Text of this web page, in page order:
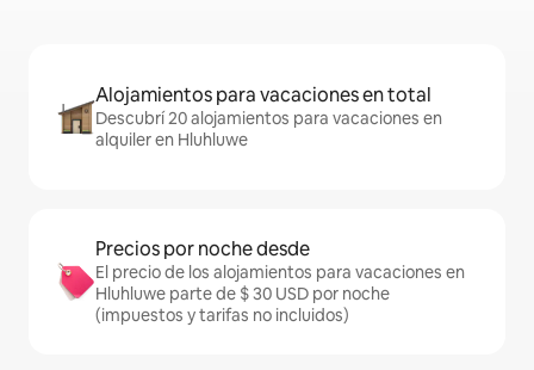
Alojamientos para vacaciones en total
Descubrí 20 alojamientos para vacaciones en
alquiler en Hluhluwe
Precios por noche desde
El precio de los alojamientos para vacaciones en
Hluhluwe parte de $ 30 USD por noche
(impuestos y tarifas no incluidos)